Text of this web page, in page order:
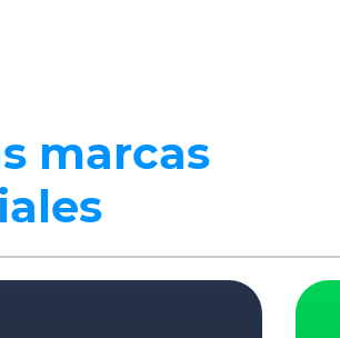
marcas